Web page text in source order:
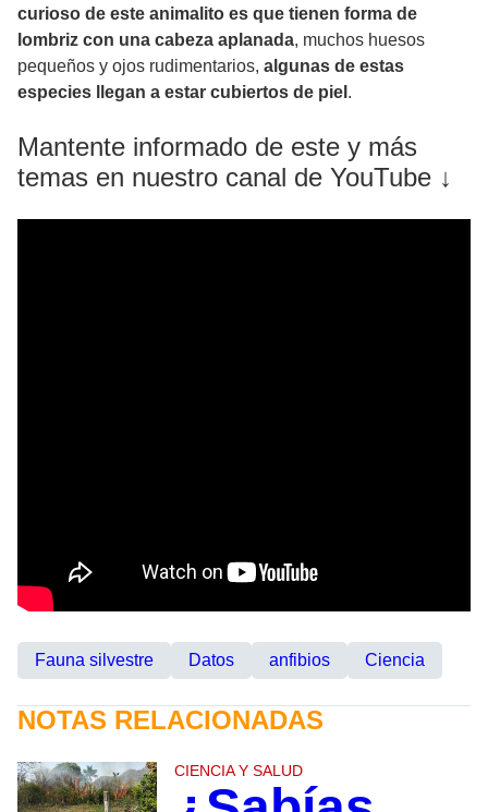
curioso de este animalito es que tienen forma de
lombriz con una cabeza aplanada, muchos huesos
pequeños y ojos rudimentarios, algunas de estas
especies llegan a estar cubiertos de piel .
Mantente informado de este y más
temas en nuestro canal de YouTube ↓
Fauna silvestre Datos anfibios Ciencia
NOTAS RELACIONADAS
CIENCIA Y SALUD